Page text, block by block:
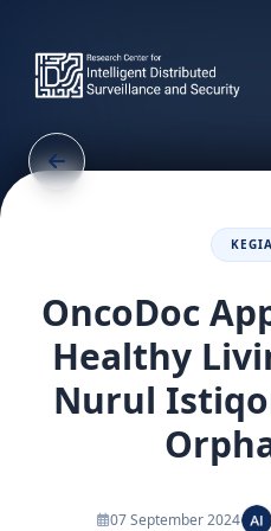
OncoDoc
Healthy
Nurul
07 September 2024